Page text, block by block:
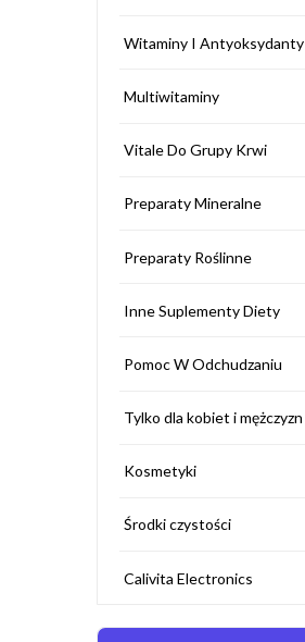
Witaminy I Antyoksydanty
Multiwitaminy
Vitale Do Grupy Krwi
Preparaty Mineralne
Preparaty Roślinne
Inne Suplementy Diety
Pomoc W Odchudzaniu
Tylko dla kobiet i mężczyzn
Kosmetyki
Środki czystości
Calivita Electronics